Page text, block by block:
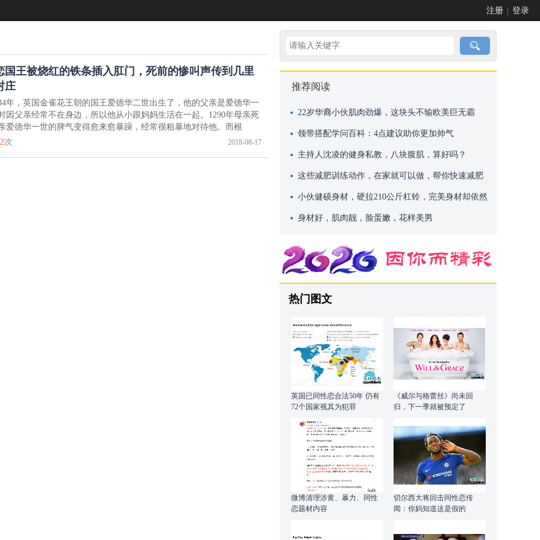
注册 登录
国王被烧红的铁条插入肛门，死前的惨叫声传到几里
庄
年，英国金雀花王朝的国王爱德华二世出生了，他的父亲是爱德华一
因父亲经常不在身边，所以他从小跟妈妈生活在一起。1290年母亲死
爱德华一世的脾气变得愈来愈暴躁，经常很粗暴地对待他。而根
次 2018-08-17
推荐阅读
22岁华裔小伙肌肉劲爆，这块头不输欧美巨无霸
领带搭配学问百科：4点建议助你更加帅气
主持人沈凌的健身私教，八块腹肌，算好吗？
这些减肥训练动作，在家就可以做，帮你快速减肥
小伙健硕身材，硬拉210公斤杠铃，完美身材却依然
单身！
身材好，肌肉靓，脸蛋嫩，花样美男
热门图文
英国已同性恋合法50年 仍有
72个国家视其为犯罪
《威尔与格蕾丝》尚未回
归，下一季就被预定了
微博清理涉黄、暴力、同性
恋题材内容
切尔西大将回击同性恋传
闻：你妈知道这是假的